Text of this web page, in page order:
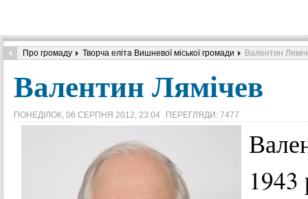
Про громаду Творча еліта Вишневої міської громади Валентин
Валентин Лямічев
ПОНЕДІЛОК, 06 СЕРПНЯ 2012, 23:04 ПЕРЕГЛЯДИ: 7477
1943